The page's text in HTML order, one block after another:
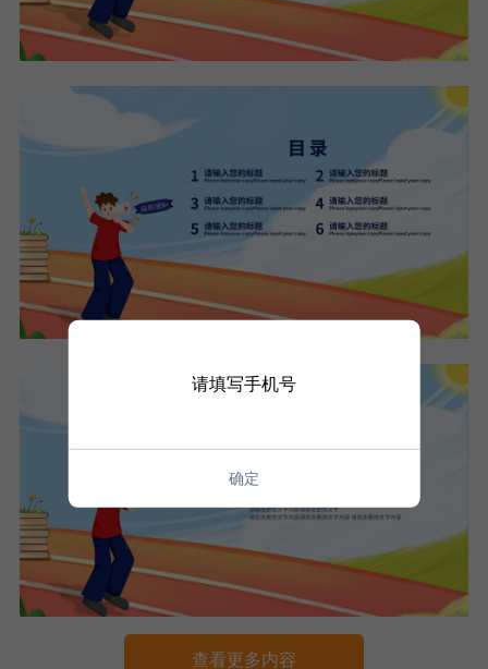
查看更多内容
请填写手机号
确定